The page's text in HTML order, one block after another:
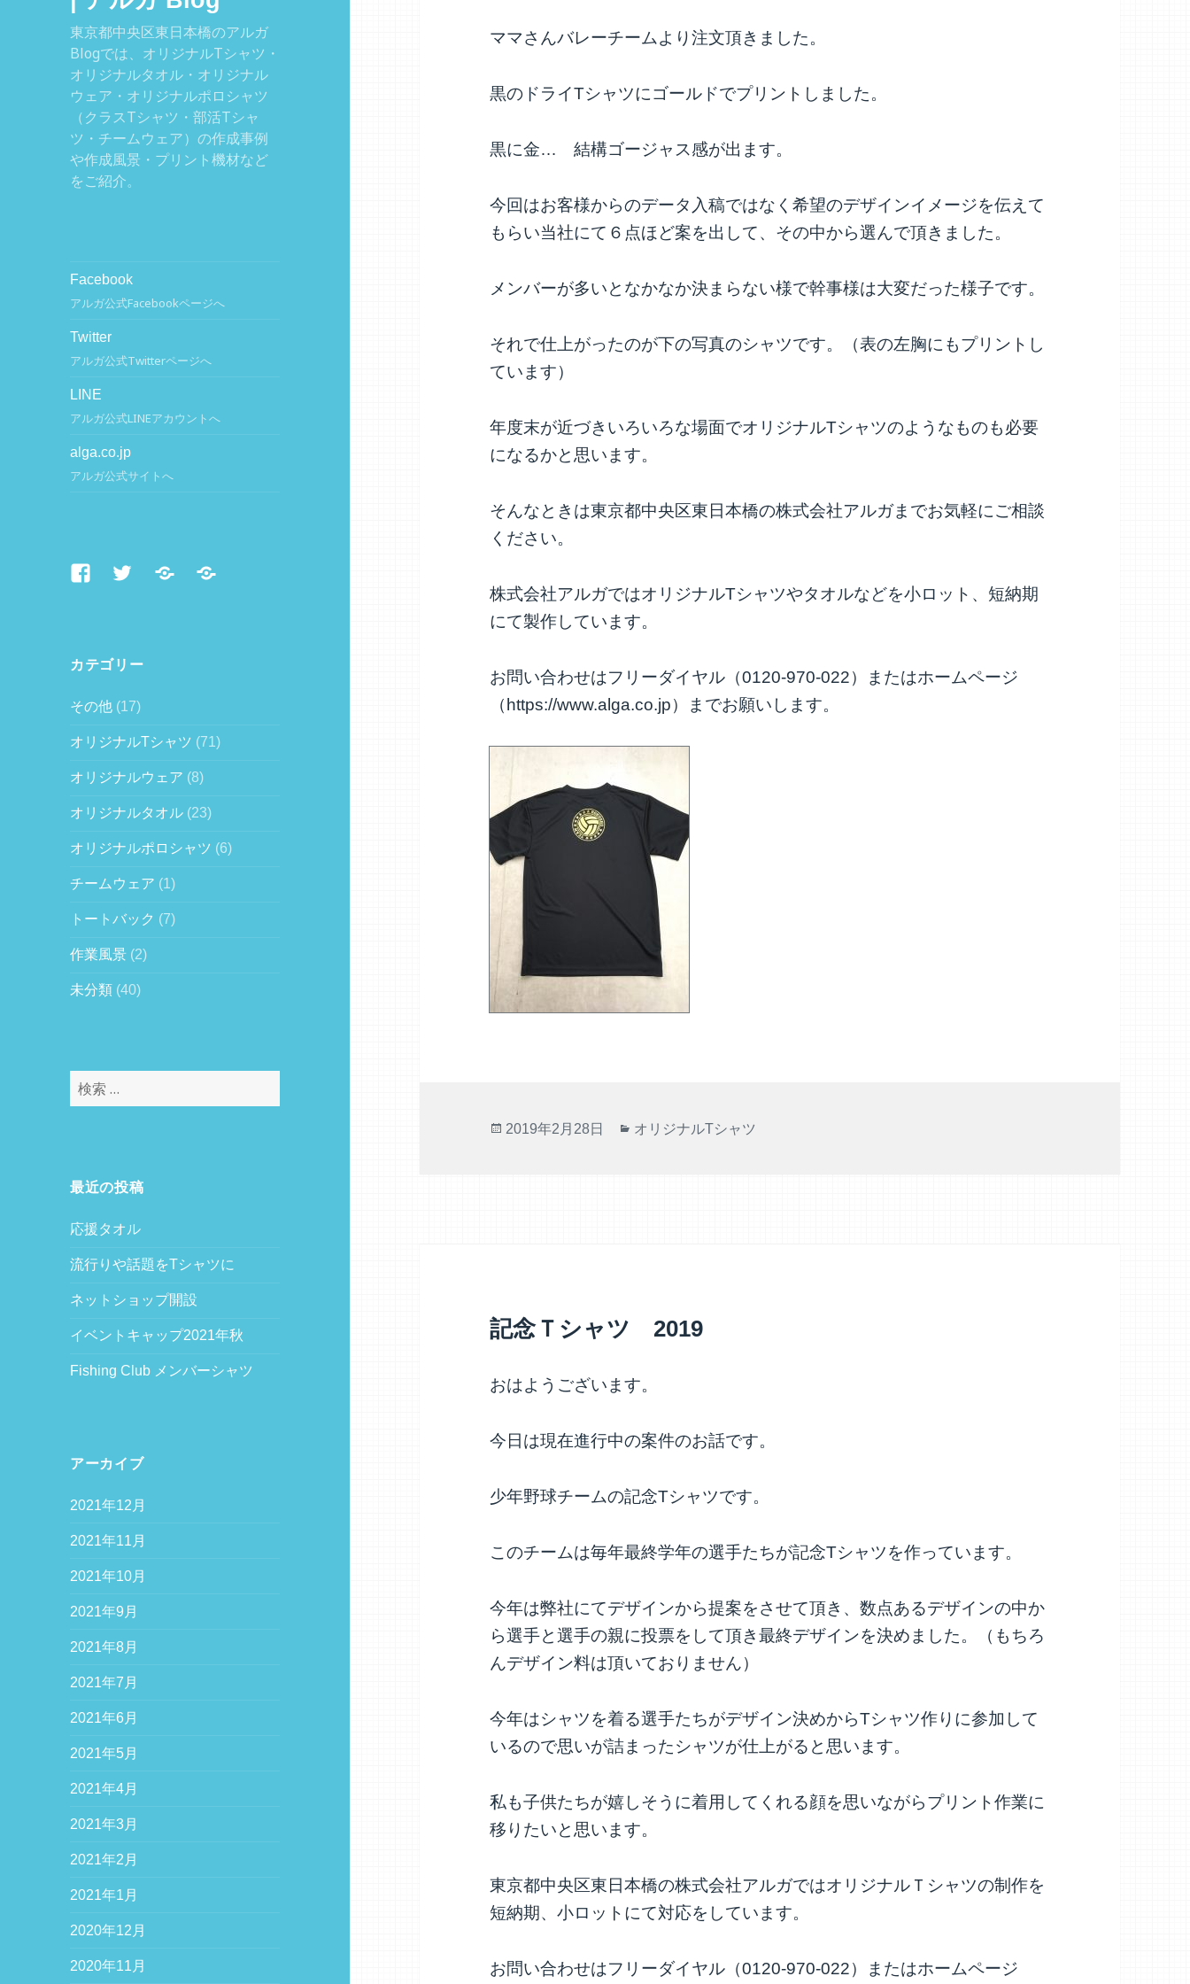
東京都中央区東日本橋のアルガ
Blogでは、オリジナルTシャツ・
オリジナルタオル・オリジナル
ウェア・オリジナルポロシャツ
（クラスTシャツ・部活Tシャ
ツ・チームウェア）の作成事例
や作成風景・プリント機材など
をご紹介。
Facebook
アルガ公式Facebookページへ
Twitter
アルガ公式Twitterページへ
LINE
アルガ公式LINEアカウントへ
alga.co.jp
アルガ公式サイトへ
FacebookTwitterLINE alga.co.jp
カテゴリー
その他 (17)
オリジナルTシャツ (71)
オリジナルウェア (8)
オリジナルタオル (23)
オリジナルポロシャツ (6)
チームウェア (1)
トートバック (7)
作業風景 (2)
未分類 (40)
検
索
最近の投稿
応援タオル
流行りや話題をTシャツに
ネットショップ開設
イベントキャップ2021年秋
Fishing Club メンバーシャツ
アーカイブ
2021年12月
2021年11月
2021年10月
2021年9月
2021年8月
2021年7月
2021年6月
2021年5月
2021年4月
2021年3月
2021年2月
2021年1月
2020年12月
2020年11月
ママさんバレーチームより注文頂きました。
黒のドライTシャツにゴールドでプリントしました。
黒に金… 結構ゴージャス感が出ます。
今回はお客様からのデータ入稿ではなく希望のデザインイメージを伝えて
もらい当社にて６点ほど案を出して、その中から選んで頂きました。
メンバーが多いとなかなか決まらない様で幹事様は大変だった様子です。
それで仕上がったのが下の写真のシャツです。（表の左胸にもプリントし
ています）
年度末が近づきいろいろな場面でオリジナルTシャツのようなものも必要
になるかと思います。
そんなときは東京都中央区東日本橋の株式会社アルガまでお気軽にご相談
ください。
株式会社アルガではオリジナルTシャツやタオルなどを小ロット、短納期
にて製作しています。
お問い合わせはフリーダイヤル（0120-970-022）またはホームページ
（https://www.alga.co.jp）までお願いします。
投
2019年2月28日
カ
オリジナルTシャツ
記念Ｔシャツ 2019
おはようございます。
今日は現在進行中の案件のお話です。
少年野球チームの記念Tシャツです。
このチームは毎年最終学年の選手たちが記念Tシャツを作っています。
今年は弊社にてデザインから提案をさせて頂き、数点あるデザインの中か
ら選手と選手の親に投票をして頂き最終デザインを決めました。（もちろ
んデザイン料は頂いておりません）
今年はシャツを着る選手たちがデザイン決めからTシャツ作りに参加して
いるので思いが詰まったシャツが仕上がると思います。
私も子供たちが嬉しそうに着用してくれる顔を思いながらプリント作業に
移りたいと思います。
東京都中央区東日本橋の株式会社アルガではオリジナルＴシャツの制作を
短納期、小ロットにて対応をしています。
お問い合わせはフリーダイヤル（0120-970-022）またはホームページ